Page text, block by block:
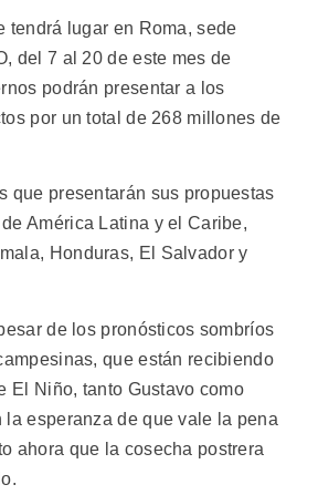
tendrá lugar en Roma, sede
del 7 al 20 de este mes de
podrán presentar a los
por un total de 268 millones de
que presentarán sus propuestas
América Latina y el Caribe,
Honduras, El Salvador y
de los pronósticos sombríos
que están recibiendo
El Niño, tanto Gustavo como
la esperanza de que vale la pena
ahora que la cosecha postrera